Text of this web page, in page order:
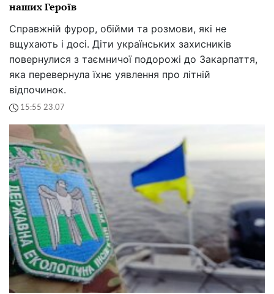
наших Героїв
Справжній фурор, обійми та розмови, які не
вщухають і досі. Діти українських захисників
повернулися з таємничої подорожі до Закарпаття,
яка перевернула їхнє уявлення про літній
відпочинок.
15:55 23.07